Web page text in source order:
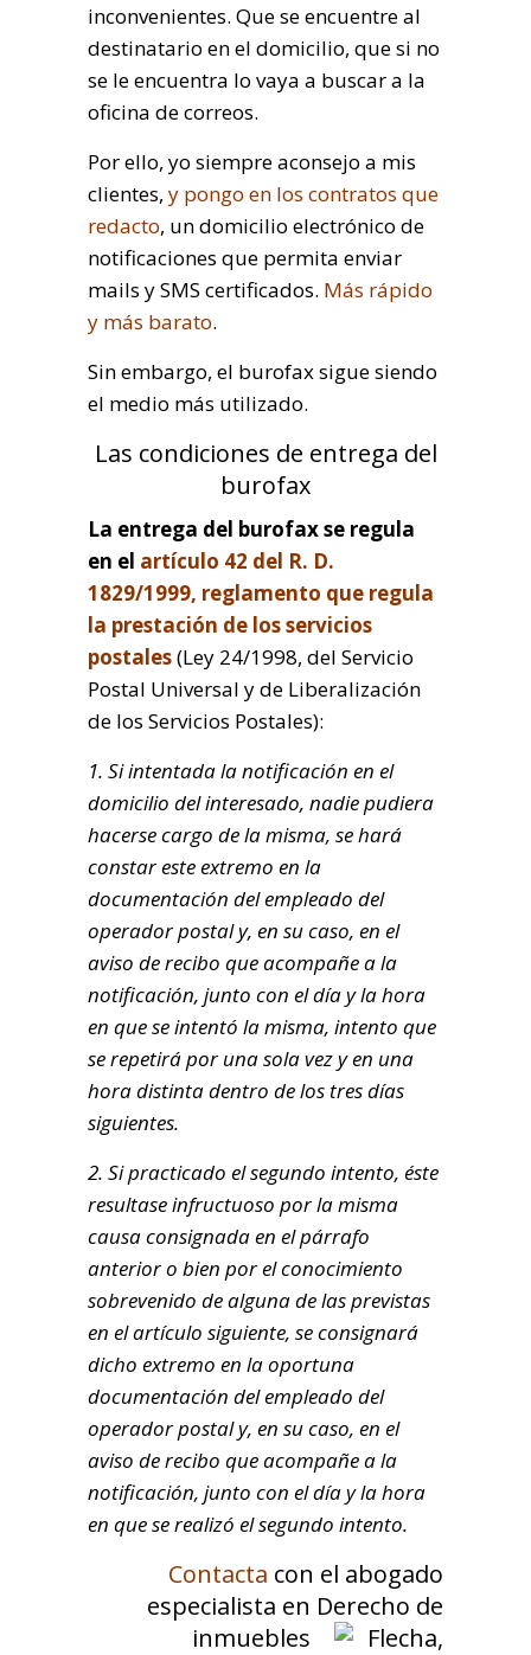
inconvenientes. Que se encuentre al
destinatario en el domicilio, que si no
se le encuentra lo vaya a buscar a la
oficina de correos.
Por ello, yo siempre aconsejo a mis
clientes, y pongo en los contratos que
redacto, un domicilio electrónico de
notificaciones que permita enviar
mails y SMS certificados. Más rápido
y más barato.
Sin embargo, el burofax sigue siendo
el medio más utilizado.
Las condiciones de entrega del
burofax
La entrega del burofax se regula
en el artículo 42 del R. D.
1829/1999, reglamento que regula
la prestación de los servicios
postales(Ley 24/1998, del Servicio
Postal Universal y de Liberalización
de los Servicios Postales):
1. Si intentada la notificación en el
domicilio del interesado, nadie pudiera
hacerse cargo de la misma, se hará
constar este extremo en la
documentación del empleado del
operador postal y, en su caso, en el
aviso de recibo que acompañe a la
notificación, junto con el día y la hora
en que se intentó la misma, intento que
se repetirá por una sola vez y en una
hora distinta dentro de los tres días
siguientes.
2. Si practicado el segundo intento, éste
resultase infructuoso por la misma
causa consignada en el párrafo
anterior o bien por el conocimiento
sobrevenido de alguna de las previstas
en el artículo siguiente, se consignará
dicho extremo en la oportuna
documentación del empleado del
operador postal y, en su caso, en el
aviso de recibo que acompañe a la
notificación, junto con el día y la hora
en que se realizó el segundo intento.
Contacta con el abogado
especialista en Derecho de
inmuebles